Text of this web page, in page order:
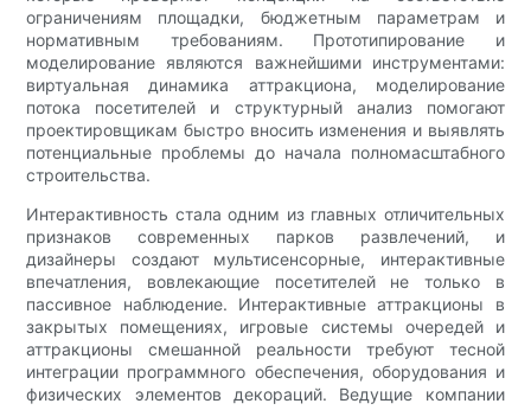
ограничениям площадки, бюджетным параметрам и
нормативным требованиям. Прототипирование и
моделирование являются важнейшими инструментами:
виртуальная динамика аттракциона, моделирование
потока посетителей и структурный анализ помогают
проектировщикам быстро вносить изменения и выявлять
потенциальные проблемы до начала полномасштабного
строительства.
Интерактивность стала одним из главных отличительных
признаков современных парков развлечений, и
дизайнеры создают мультисенсорные, интерактивные
впечатления, вовлекающие посетителей не только в
пассивное наблюдение. Интерактивные аттракционы в
закрытых помещениях, игровые системы очередей и
аттракционы смешанной реальности требуют тесной
интеграции программного обеспечения, оборудования и
физических элементов декораций. Ведущие компании